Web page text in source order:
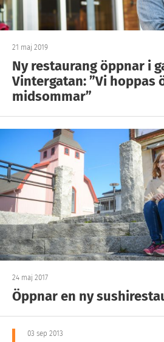
21 maj 2019
Ny restaurang öppnar i
Vintergatan: ”Vi hoppas
midsommar”
24 maj 2017
Öppnar en ny
03 sep 2013